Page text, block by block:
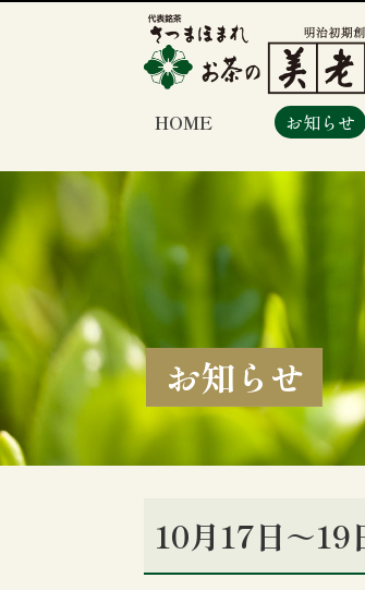
HOME お知らせ
お知らせ
10月17日～